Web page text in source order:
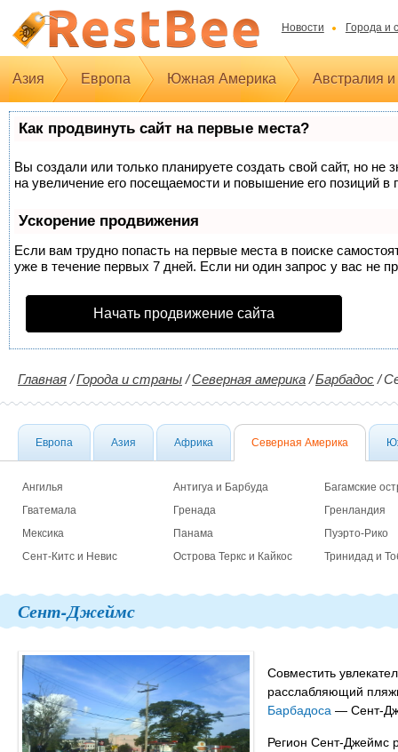
Новости Города и
Азия Европа Южная Америка Австралия
Как продвинуть сайт на первые места?
Вы создали или только планируете создать свой сайт, но
на увеличение его посещаемости и повышение его позиций в
Ускорение продвижения
Если вам трудно попасть на первые места в поиске
уже в течение первых 7 дней. Если ни один запрос у вас не
Начать продвижение сайта
Главная /Города и страны /Северная америка /Барбадос /
Европа Азия Африка Северная Америка
Ангилья Антигуа и Барбуда
Багамские
Гватемала
Гренада
Гренландия
Мексика
Панама
Пуэрто-Рико
Сент-Китс и Невис
Острова Теркс и Кайкос Тринидад и
Сент-Джеймс
Совместить
расслабляющий
Барбадоса — Сент-
Регион Сент-Джеймс